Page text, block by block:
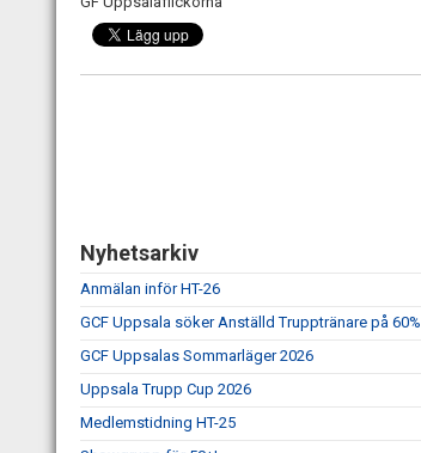
Nyhetsarkiv
Anmälan inför HT-26
GCF Uppsala söker Anställd Trupptränare på 60%
GCF Uppsalas Sommarläger 2026
Uppsala Trupp Cup 2026
Medlemstidning HT-25